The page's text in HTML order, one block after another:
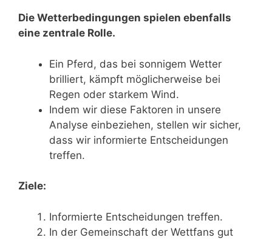
Die Wetterbedingungen spielen ebenfalls
eine zentrale Rolle.
Ein Pferd, das bei sonnigem Wetter
brilliert, kämpft möglicherweise bei
Regen oder starkem Wind.
Indem wir diese Faktoren in unsere
Analyse einbeziehen, stellen wir sicher,
dass wir informierte Entscheidungen
treffen.
Ziele:
Informierte Entscheidungen treffen.
In der Gemeinschaft der Wettfans gut